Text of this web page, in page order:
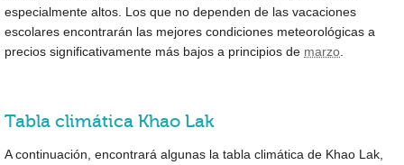
especialmente altos. Los que no dependen de las vacaciones
escolares encontrarán las mejores condiciones meteorológicas a
precios significativamente más bajos a principios de marzo
Tabla climática Khao Lak
A continuación, encontrará algunas la tabla climática de Khao Lak,